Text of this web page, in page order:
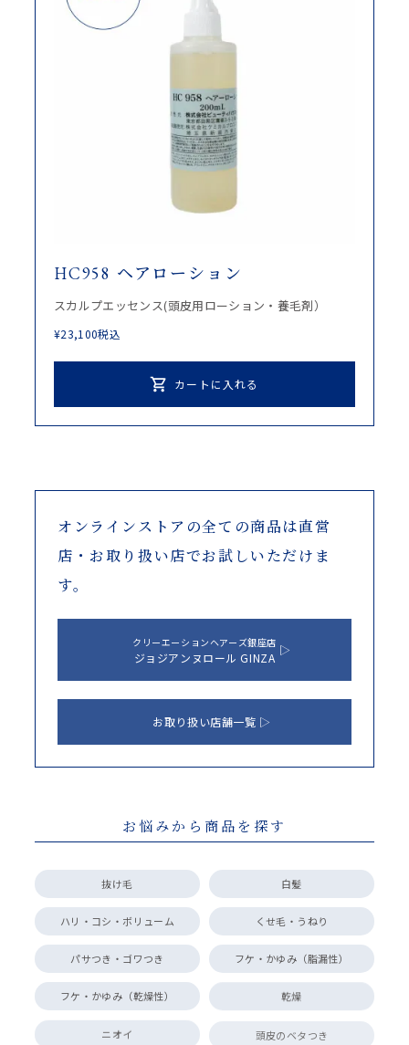
HC958 ヘアローション
スカルプエッセンス(頭皮用ローション・養毛剤）
¥23,100税込
カートに入れる
オンラインストアの全ての商品は直営
店・お取り扱い店でお試しいただけま
す。
クリーエーションヘアーズ銀座店
ジョジアンヌロール GINZA
お取り扱い店舗一覧
お悩みから商品を探す
抜け毛 白髪
ハリ・コシ・ボリューム くせ毛・うねり
パサつき・ゴワつき フケ・かゆみ（脂漏性）
フケ・かゆみ（乾燥性） 乾燥
ニオイ 頭皮のベタつき